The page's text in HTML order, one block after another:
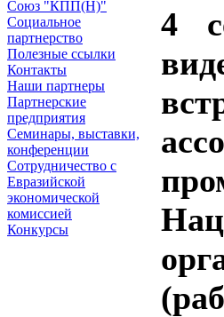
Союз "КПП(Н)"
Социальное
партнерство
Полезные ссылки
Контакты
Наши партнеры
Партнерские
предприятия
Семинары, выставки,
конференции
Сотрудничество с
Евразийской
экономической
комиссией
Конкурсы
4